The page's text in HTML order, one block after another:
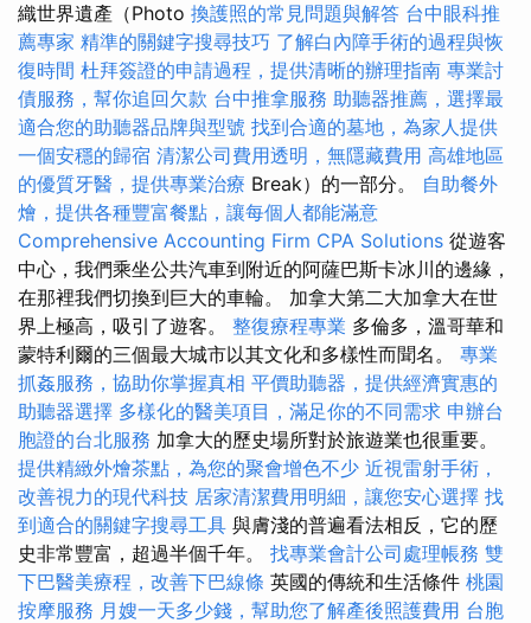
織世界遺產（Photo 換護照的常見問題與解答 台中眼科推
薦專家 精準的關鍵字搜尋技巧 了解白內障手術的過程與恢
復時間 杜拜簽證的申請過程，提供清晰的辦理指南 專業討
債服務，幫你追回欠款 台中推拿服務 助聽器推薦，選擇最
適合您的助聽器品牌與型號 找到合適的墓地，為家人提供
一個安穩的歸宿 清潔公司費用透明，無隱藏費用 高雄地區
的優質牙醫，提供專業治療 Break）的一部分。 自助餐外
燴，提供各種豐富餐點，讓每個人都能滿意
Comprehensive Accounting Firm CPA Solutions 從遊客
中心，我們乘坐公共汽車到附近的阿薩巴斯卡冰川的邊緣，
在那裡我們切換到巨大的車輪。 加拿大第二大加拿大在世
界上極高，吸引了遊客。 整復療程專業 多倫多，溫哥華和
蒙特利爾的三個最大城市以其文化和多樣性而聞名。 專業
抓姦服務，協助你掌握真相 平價助聽器，提供經濟實惠的
助聽器選擇 多樣化的醫美項目，滿足你的不同需求 申辦台
胞證的台北服務 加拿大的歷史場所對於旅遊業也很重要。
提供精緻外燴茶點，為您的聚會增色不少 近視雷射手術，
改善視力的現代科技 居家清潔費用明細，讓您安心選擇 找
到適合的關鍵字搜尋工具 與膚淺的普遍看法相反，它的歷
史非常豐富，超過半個千年。 找專業會計公司處理帳務 雙
下巴醫美療程，改善下巴線條 英國的傳統和生活條件 桃園
按摩服務 月嫂一天多少錢，幫助您了解產後照護費用 台胞